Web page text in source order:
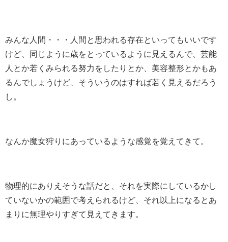
みんな人間・・・人間と思われる存在といってもいいです
けど、同じように歳をとっているように見えるんで、芸能
人とか若くみられる努力をしたりとか、美容整形とかもあ
るんでしょうけど、そういうのはすれば若く見えるだろう
し。
なんか魔女狩りにあっているような感覚を覚えてきて。
物理的にありえそうな話だと、それを実際にしているかし
ていないかの範囲で考えられるけど、それ以上になるとあ
まりに無理やりすぎて見えてきます。